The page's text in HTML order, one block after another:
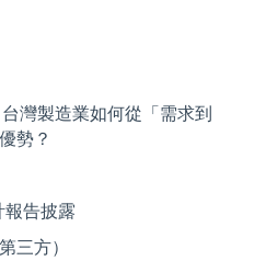
灣製造業如何從「需求到
勢？
告披露
三方）